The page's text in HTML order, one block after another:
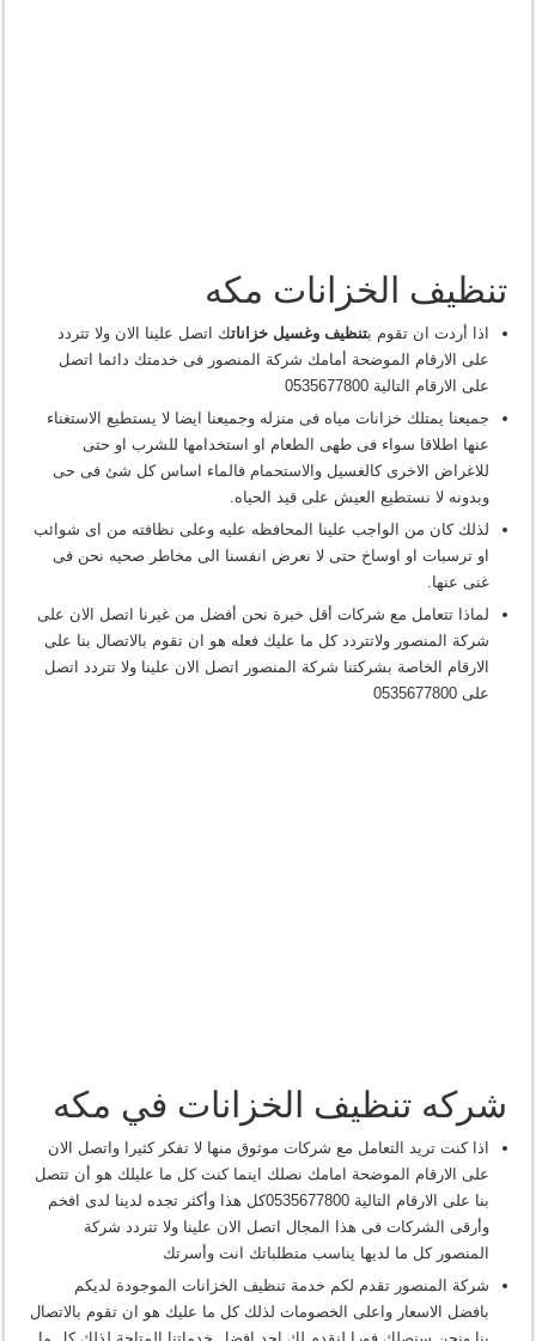
تنظيف الخزانات مكه
اذا أردت ان تقوم بتنظيف وغسيل خزاناتك اتصل علينا الان ولا تتردد
على الارقام الموضحة أمامك شركة المنصور فى خدمتك دائما اتصل
على الارقام التالية 0535677800
جميعنا يمتلك خزانات مياه فى منزله وجميعنا ايضا لا يستطيع الاستغناء
عنها اطلاقا سواء فى طهى الطعام او استخدامها للشرب او حتى
للاغراض الاخرى كالغسيل والاستحمام فالماء اساس كل شئ فى حى
وبدونه لا نستطيع العيش على قيد الحياه.
لذلك كان من الواجب علينا المحافظه عليه وعلى نظافته من اى شوائب
او ترسبات او اوساخ حتى لا نعرض انفسنا الى مخاطر صحيه نحن فى
غنى عنها.
لماذا تتعامل مع شركات أقل خبرة نحن أفضل من غيرنا اتصل الان على
شركة المنصور ولاتتردد كل ما عليك فعله هو ان تقوم بالاتصال بنا على
الارقام الخاصة بشركتنا شركة المنصور اتصل الان علينا ولا تتردد اتصل
على 0535677800
شركه تنظيف الخزانات في مكه
اذا كنت تريد التعامل مع شركات موثوق منها لا تفكر كثيرا واتصل الان
على الارقام الموضحة امامك نصلك اينما كنت كل ما عليلك هو أن تتصل
بنا على الارقام التالية 0535677800كل هذا وأكثر تجده لدينا لدى افخم
وأرقى الشركات فى هذا المجال اتصل الان علينا ولا تتردد شركة
المنصور كل ما لديها يناسب متطلباتك انت وأسرتك
شركة المنصور تقدم لكم خدمة تنظيف الخزانات الموجودة لديكم
بافضل الاسعار واعلى الخصومات لذلك كل ما عليك هو ان تقوم بالاتصال